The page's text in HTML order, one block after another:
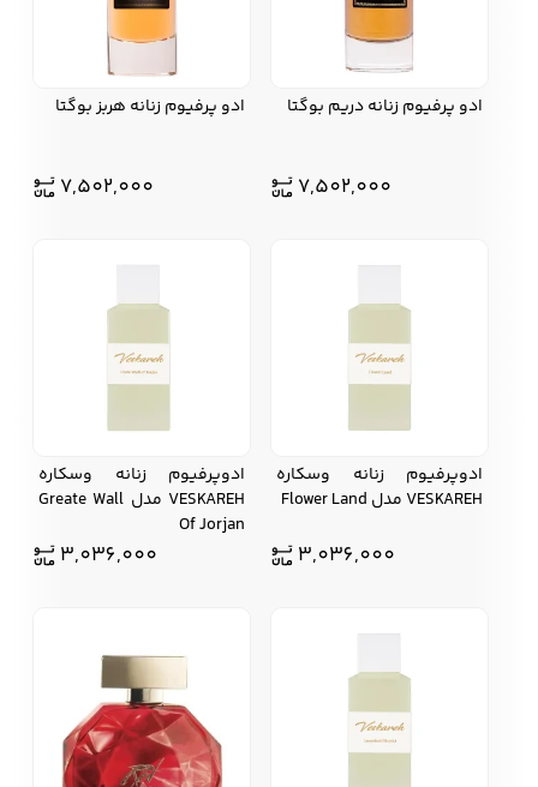
ادو پرفیوم زنانه دریم بوگتا
7,502,000
ادو پرفیوم زنانه هربز بوگتا
7,502,000
ادوپرفيوم زنانه وسکاره
VESKAREH مدل Flower Land
3,036,000
ادوپرفيوم زنانه وسکاره
VESKAREH مدل Greate Wall
Of Jorjan
3,036,000